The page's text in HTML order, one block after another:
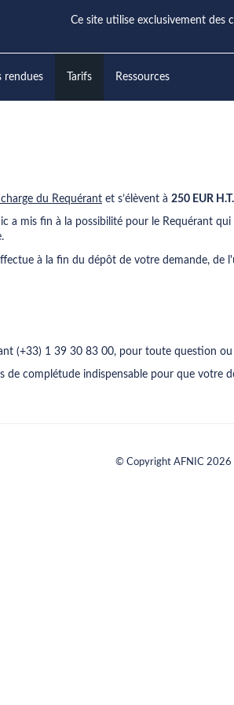
Ce site utilise exclusivement des
rendues Tarifs Ressources
du Requérant et s’élèvent à 250 EUR H.T.
a mis fin à la possibilité pour le Requérant
à la fin du dépôt de votre demande, de
(+33) 1 39 30 83 00, pour toute question
de complétude indispensable pour que votre
© Copyright AFNIC 2026